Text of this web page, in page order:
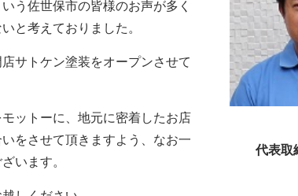
代表取
う佐世保市の皆様のお声が多く
と考えておりました。
サトケン塗装をオープンさせて
ットーに、地元に密着したお店
をさせて頂きますよう、なお一
います。